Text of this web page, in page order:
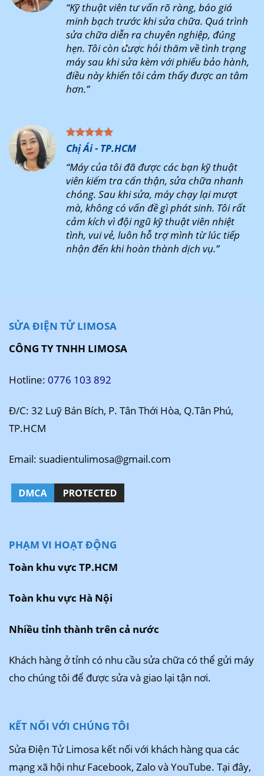
“Kỹ thuật viên tư vấn rõ ràng, báo giá
minh bạch trước khi sửa chữa. Quá trình
sửa chữa diễn ra chuyên nghiệp, đúng
hẹn. Tôi còn được hỏi thăm về tình trạng
máy sau khi sửa kèm với phiếu bảo hành,
điều này khiến tôi cảm thấy được an tâm
hơn.”
Chị Ái - TP.HCM
“Máy của tôi đã được các bạn kỹ thuật
viên kiểm tra cẩn thận, sửa chữa nhanh
chóng. Sau khi sửa, máy chạy lại mượt
mà, không có vấn đề gì phát sinh. Tôi rất
cảm kích vì đội ngũ kỹ thuật viên nhiệt
tình, vui vẻ, luôn hỗ trợ mình từ lúc tiếp
nhận đến khi hoàn thành dịch vụ.”
SỬA ĐIỆN TỬ LIMOSA
CÔNG TY TNHH LIMOSA
Hotline: 0776 103 892
Đ/C: 32 Luỹ Bán Bích, P. Tân Thới Hòa, Q.Tân Phú,
TP.HCM
Email: suadientulimosa@gmail.com
PHẠM VI HOẠT ĐỘNG
Toàn khu vực TP.HCM
Toàn khu vực Hà Nội
Nhiều tỉnh thành trên cả nước
Khách hàng ở tỉnh có nhu cầu sửa chữa có thể gửi máy
cho chúng tôi để được sửa và giao lại tận nơi.
KẾT NỐI VỚI CHÚNG TÔI
Sửa Điện Tử Limosa kết nối với khách hàng qua các
mạng xã hội như Facebook, Zalo và YouTube. Tại đây,